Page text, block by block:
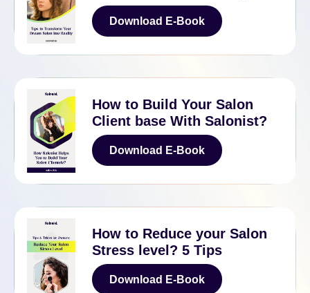
Download E-Book
Download E-Book
How to Build Your Salon
Client base With Salonist?
Download E-Book
Download E-Book
How to Reduce your Salon
Stress level? 5 Tips
Download E-Book